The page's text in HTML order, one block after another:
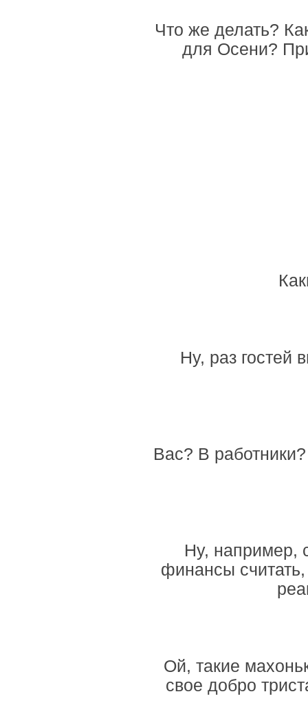
Что же делать?
для Осени?
Ну, раз гостей
Вас? В
Ну, например,
финансы
Ой, такие
свое добро